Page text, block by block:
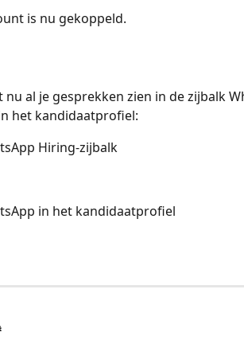
is nu gekoppeld.
nu al je gesprekken zien in de zijbalk
het kandidaatprofiel:
Hiring-zijbalk
in het kandidaatprofiel